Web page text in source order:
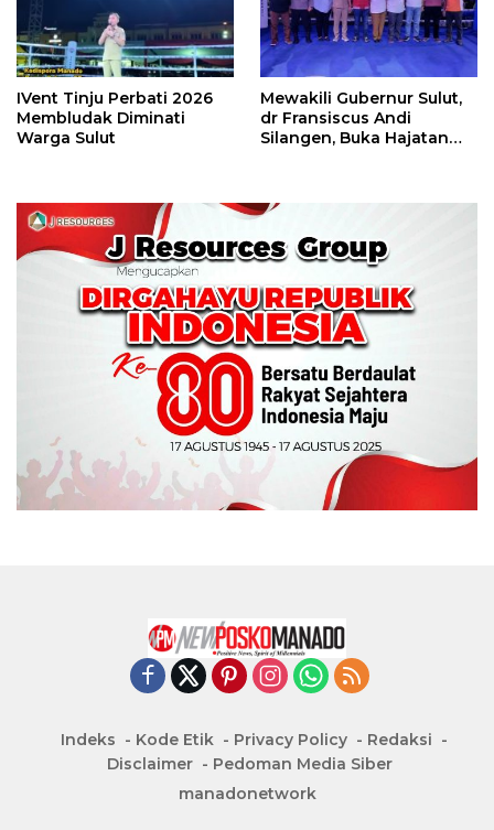
IVent Tinju Perbati 2026
Membludak Diminati
Warga Sulut
Mewakili Gubernur Sulut,
dr Fransiscus Andi
Silangen, Buka Hajatan
Indeks Kode Etik Privacy Policy
Redaksi
Disclaimer
Pedoman Media Siber
manadonetwork